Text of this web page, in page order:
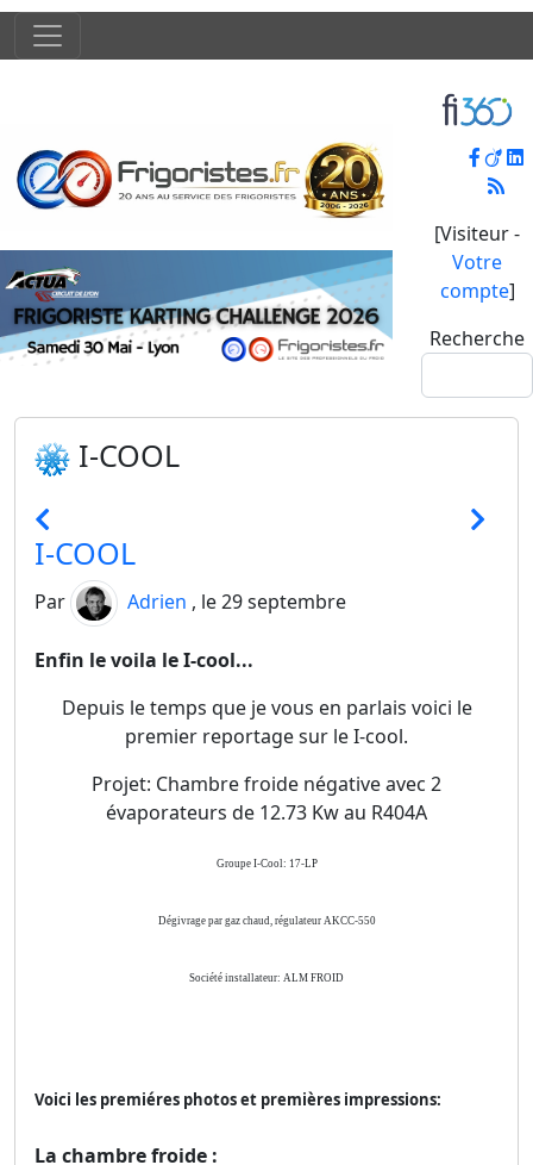
[Visiteur -
Votre
compte]
Recherche
I-COOL
I-COOL
Par Adrien , le 29 septembre
Enfin le voila le I-cool...
Depuis le temps que je vous en parlais voici le
premier reportage sur le I-cool.
Projet: Chambre froide négative avec 2
évaporateurs de 12.73 Kw au R404A
Groupe I-Cool: 17-LP
Dégivrage par gaz chaud, régulateur AKCC-550
Société installateur: ALM FROID
Voici les premiéres photos et premières impressions:
La chambre froide :